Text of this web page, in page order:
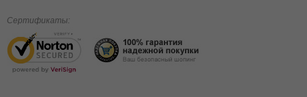
Сертификаты: